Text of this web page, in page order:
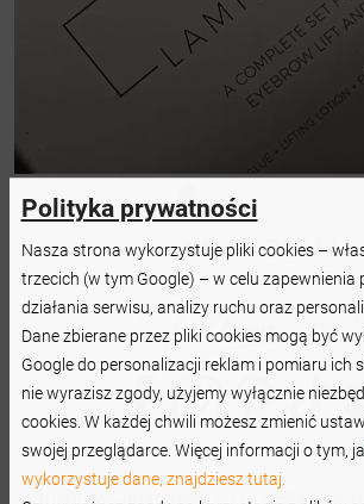
Nanobrow Lamination Kit to zestaw do
Polityka prywatności
Nasza strona wykorzystuje pliki cookies –
trzecich (w tym Google) – w celu zapewnienia
działania serwisu, analizy ruchu oraz
Dane zbierane przez pliki cookies mogą być
Google do personalizacji reklam i pomiaru ich
nie wyrazisz zgody, użyjemy wyłącznie
cookies. W każdej chwili możesz zmienić
swojej przeglądarce. Więcej informacji o tym,
wykorzystuje dane, znajdziesz tutaj.